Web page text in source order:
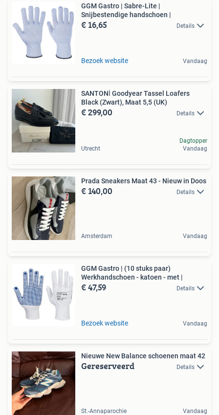
GGM Gastro | Sabre-Lite |
Snijbestendige handschoen |
€ 16,65 Details
Bezoek website Vandaag
SANTONİ Goodyear Tassel Loafers
Black (Zwart), Maat 5,5 (UK)
€ 299,00 Details
Utrecht
Dagtopper
Vandaag
Prada Sneakers Maat 43 - Nieuw in Doos
€ 140,00 Details
Amsterdam Vandaag
GGM Gastro | (10 stuks paar)
Werkhandschoen - katoen - met |
€ 47,59 Details
Bezoek website Vandaag
Nieuwe New Balance schoenen maat 42
Gereserveerd Details
St.-Annaparochie Vandaag